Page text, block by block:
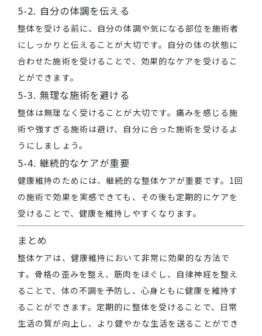
5-2. 自分の体調を伝える
整体を受ける前に、自分の体調や気になる部位を施術者
にしっかりと伝えることが大切です。自分の体の状態に
合わせた施術を受けることで、効果的なケアを受けるこ
とができます。
5-3. 無理な施術を避ける
整体は無理なく受けることが大切です。痛みを感じる施
術や強すぎる施術は避け、自分に合った施術を受けるよ
うにしましょう。
5-4. 継続的なケアが重要
健康維持のためには、継続的な整体ケアが重要です。1回
の施術で効果を実感できても、その後も定期的にケアを
受けることで、健康を維持しやすくなります。
まとめ
整体ケアは、健康維持において非常に効果的な方法で
す。骨格の歪みを整え、筋肉をほぐし、自律神経を整え
ることで、体の不調を予防し、心身ともに健康を維持す
ることができます。定期的に整体を受けることで、日常
生活の質が向上し、より健やかな生活を送ることができ